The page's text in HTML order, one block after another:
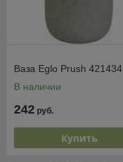
Ваза Eglo Prush 421434
В наличии
242 руб.
Купить